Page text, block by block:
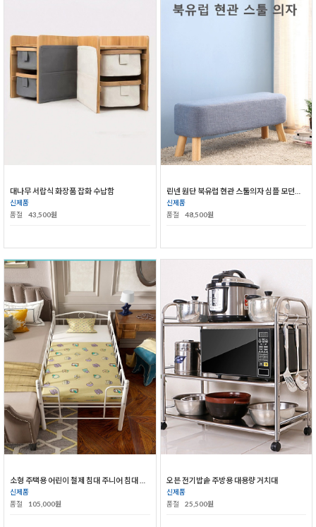
대나무 서랍식 화장품 잡화 수납함
신제품
품절
43,500원
신제품
품절
48,500원
신제품
품절
105,000원
오븐 전기밥솥 주방용 대용량 거치대
신제품
품절
25,500원